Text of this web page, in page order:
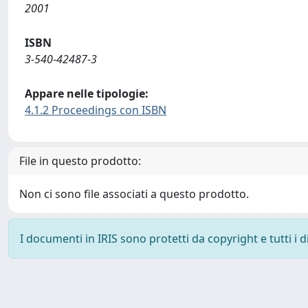
2001
ISBN
3-540-42487-3
Appare nelle tipologie:
4.1.2 Proceedings con ISBN
File in questo prodotto:
Non ci sono file associati a questo prodotto.
I documenti in IRIS sono protetti da copyright e tutti i